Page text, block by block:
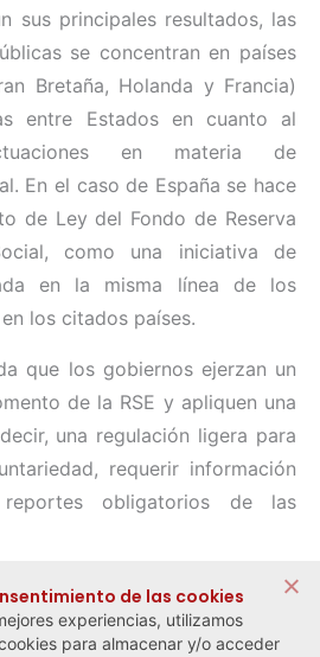
sus principales resultados, las
se concentran en países
Bretaña, Holanda y Francia)
entre Estados en cuanto al
en materia de
En el caso de España se hace
de Ley del Fondo de Reserva
como una iniciativa de
en la misma línea de los
los citados países.
que los gobiernos ejerzan un
de la RSE y apliquen una
una regulación ligera para
requerir información
obligatorios de las
de las cookies
experiencias, utilizamos
para almacenar y/o acceder